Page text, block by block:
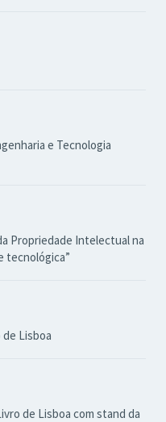
e Tecnologia
Propriedade Intelectual na
tecnológica”
Lisboa
de Lisboa com stand da